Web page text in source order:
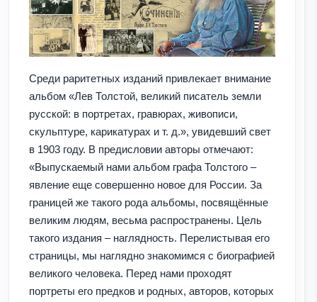
Среди раритетных изданий привлекает внимание
альбом «Лев Толстой, великий писатель земли
русской: в портретах, гравюрах, живописи,
скульптуре, карикатурах и т. д.», увидевший свет
в 1903 году. В предисловии авторы отмечают:
«Выпускаемый нами альбом графа Толстого –
явление еще совершенно новое для России. За
границей же такого рода альбомы, посвящённые
великим людям, весьма распространены. Цель
такого издания – наглядность. Перелистывая его
страницы, мы наглядно знакомимся с биографией
великого человека. Перед нами проходят
портреты его предков и родных, авторов, которых